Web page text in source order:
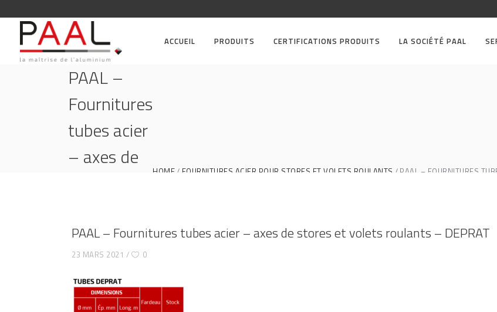
ACCUEIL PRODUITS CERTIFICATIONS PRODUITS LA SOCIÉTÉ PAAL
PAAL –
Fournitures
tubes acier
– axes de
roulants –
DEPRAT
HOME FOURNITURES ACIER POUR STORES ET VOLETS ROULANTS PAAL – FOURNITURES
PAAL – Fournitures tubes acier – axes de stores et volets roulants – DEPRAT
23 MARS 2021 0